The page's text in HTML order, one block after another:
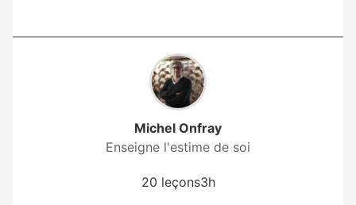
Michel Onfray
Enseigne l'estime de soi
20 leçons3h